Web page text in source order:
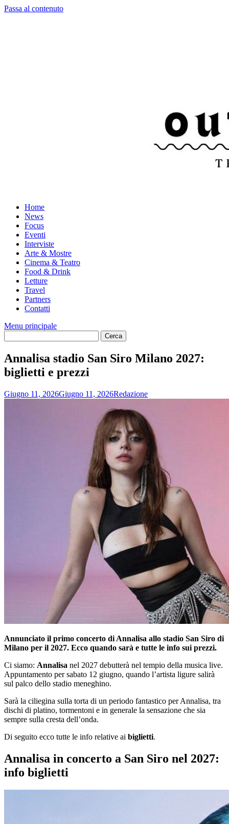
Passa al contenuto
Home
News
Focus
Eventi
Interviste
Arte & Mostre
Cinema & Teatro
Food & Drink
Letture
Travel
Partners
Contatti
Menu principale
Annalisa stadio San Siro Milano 2027:
biglietti e prezzi
Giugno 11, 2026Giugno 11, 2026Redazione
Annunciato il primo concerto di Annalisa allo stadio San Siro di
Milano per il 2027. Ecco quando sarà e tutte le info sui prezzi.
Ci siamo: Annalisa nel 2027 debutterà nel tempio della musica live.
Appuntamento per sabato 12 giugno, quando l’artista ligure salirà
sul palco dello stadio meneghino.
Sarà la ciliegina sulla torta di un periodo fantastico per Annalisa, tra
dischi di platino, tormentoni e in generale la sensazione che sia
sempre sulla cresta dell’onda.
Di seguito ecco tutte le info relative ai biglietti.
Annalisa in concerto a San Siro nel 2027:
info biglietti